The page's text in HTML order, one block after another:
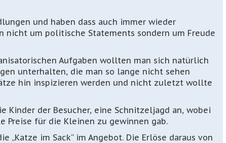
und haben dass auch immer wieder
um politische Statements sondern um Freude
Aufgaben wollten man sich natürlich
unterhalten, die man so lange nicht sehen
hin inspizieren werden und nicht zuletzt wollte
Kinder der Besucher, eine Schnitzeljagd an, wobei
Preise für die Kleinen zu gewinnen gab.
im Sack“ im Angebot. Die Erlöse daraus von